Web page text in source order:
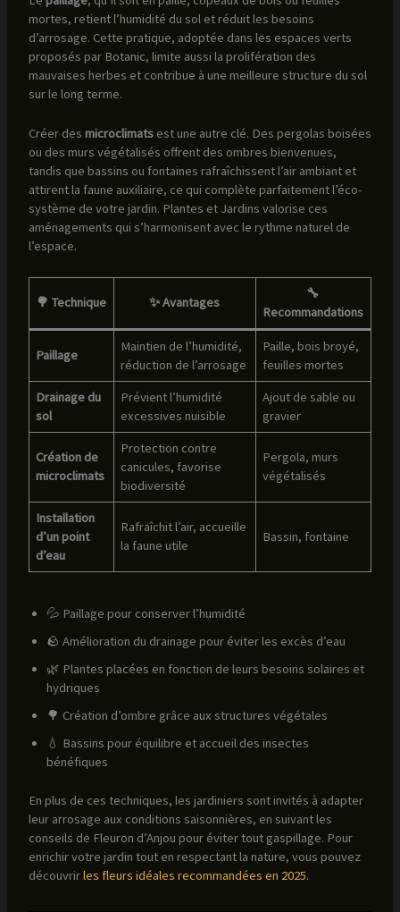
mortes, retient l’humidité du sol et réduit les besoins
d’arrosage. Cette pratique, adoptée dans les espaces verts
proposés par Botanic, limite aussi la prolifération des
mauvaises herbes et contribue à une meilleure structure du sol
sur le long terme.
Créer des microclimatsest une autre clé. Des pergolas boisées
ou des murs végétalisés offrent des ombres bienvenues,
tandis que bassins ou fontaines rafraîchissent l’air ambiant et
attirent la faune auxiliaire, ce qui complète parfaitement l’éco-
système de votre jardin. Plantes et Jardins valorise ces
aménagements qui s’harmonisent avec le rythme naturel de
l’espace.
🌳 Technique ✨ Avantages
🔧
Recommandations
Paillage
Maintien de l’humidité,
réduction de l’arrosage
Paille, bois broyé,
feuilles mortes
Drainage du
sol
Prévient l’humidité
excessives nuisible
Ajout de sable ou
gravier
Création de
microclimats
Protection contre
canicules, favorise
biodiversité
Pergola, murs
végétalisés
Installation
d’un point
d’eau
Rafraîchit l’air, accueille
la faune utile
Bassin, fontaine
💦 Paillage pour conserver l’humidité
🪨 Amélioration du drainage pour éviter les excès d’eau
🌿 Plantes placées en fonction de leurs besoins solaires et
hydriques
🌳 Création d’ombre grâce aux structures végétales
💧 Bassins pour équilibre et accueil des insectes
bénéfiques
En plus de ces techniques, les jardiniers sont invités à adapter
leur arrosage aux conditions saisonnières, en suivant les
conseils de Fleuron d’Anjou pour éviter tout gaspillage. Pour
enrichir votre jardin tout en respectant la nature, vous pouvez
découvrirles fleurs idéales recommandées en 2025.